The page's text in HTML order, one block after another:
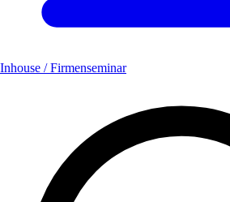
Inhouse / Firmenseminar